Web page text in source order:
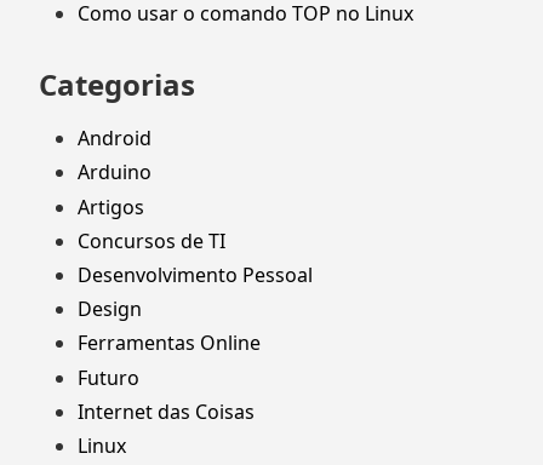
Como usar o comando TOP no Linux
Categorias
Android
Arduino
Artigos
Concursos de TI
Desenvolvimento Pessoal
Design
Ferramentas Online
Futuro
Internet das Coisas
Linux